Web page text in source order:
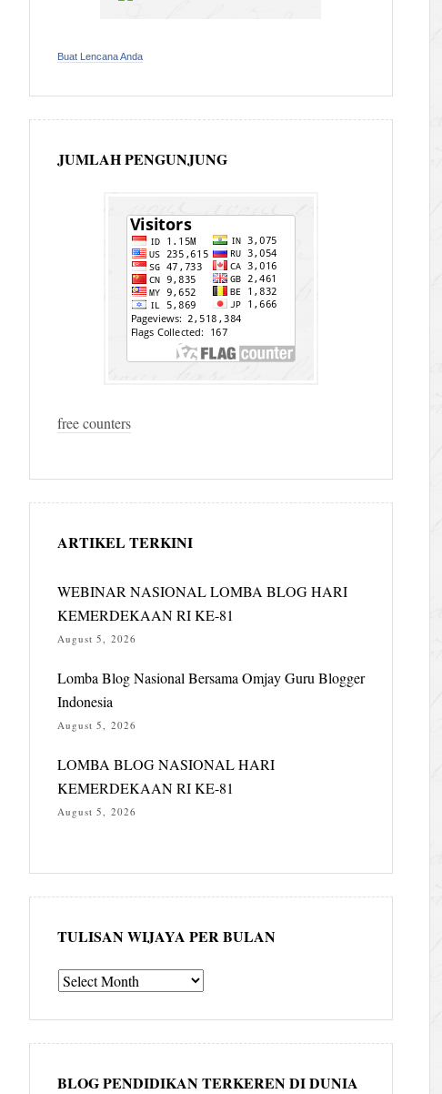
Buat Lencana Anda
JUMLAH PENGUNJUNG
free counters
ARTIKEL TERKINI
WEBINAR NASIONAL LOMBA BLOG HARI
KEMERDEKAAN RI KE-81
August 5, 2026
Lomba Blog Nasional Bersama Omjay Guru Blogger
Indonesia
August 5, 2026
LOMBA BLOG NASIONAL HARI
KEMERDEKAAN RI KE-81
August 5, 2026
TULISAN WIJAYA PER BULAN
Tulisan
per
bulan
BLOG PENDIDIKAN TERKEREN DI DUNIA